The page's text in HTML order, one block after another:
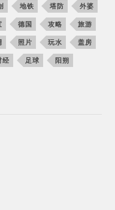
地铁 塔防 外婆
德国 攻略 旅游
照片 玩水 盖房
经 足球 阳朔